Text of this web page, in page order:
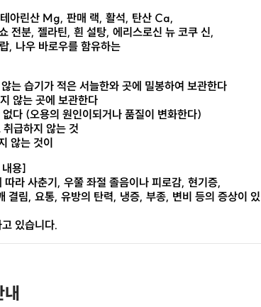
아린산 Mg, 판매 랙, 활석, 탄산 Ca,
전분, 젤라틴, 흰 설탕, 에리스로신 뉴 코쿠 신,
, 나우 바로우를 함유하는
는 습기가 적은 서늘한와 곳에 밀봉하여 보관한다
않는 곳에 보관한다
다 (오용의 원인이되거나 품질이 변화한다)
급하지 않는 것
않는 것이
용]
따라 사춘기, 우쭐 좌절 졸음이나 피로감, 현기증,
결림, 요통, 유방의 탄력, 냉증, 부종, 변비 등의 증상이 있
있습니다.